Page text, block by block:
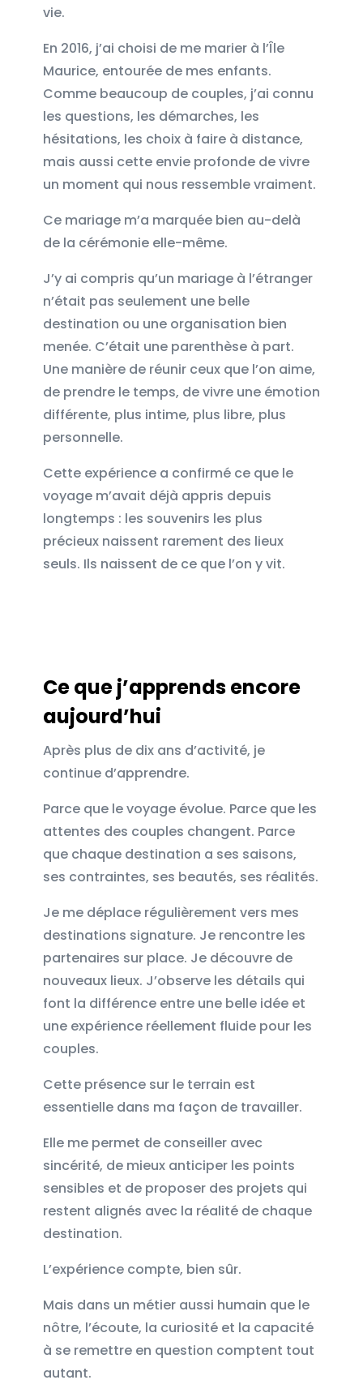
vie.
En 2016, j’ai choisi de me marier à l’Île
Maurice, entourée de mes enfants.
Comme beaucoup de couples, j’ai connu
les questions, les démarches, les
hésitations, les choix à faire à distance,
mais aussi cette envie profonde de vivre
un moment qui nous ressemble vraiment.
Ce mariage m’a marquée bien au-delà
de la cérémonie elle-même.
J’y ai compris qu’un mariage à l’étranger
n’était pas seulement une belle
destination ou une organisation bien
menée. C’était une parenthèse à part.
Une manière de réunir ceux que l’on aime,
de prendre le temps, de vivre une émotion
différente, plus intime, plus libre, plus
personnelle.
Cette expérience a confirmé ce que le
voyage m’avait déjà appris depuis
longtemps : les souvenirs les plus
précieux naissent rarement des lieux
seuls. Ils naissent de ce que l’on y vit.
Ce que j’apprends encore
aujourd’hui
Après plus de dix ans d’activité, je
continue d’apprendre.
Parce que le voyage évolue. Parce que les
attentes des couples changent. Parce
que chaque destination a ses saisons,
ses contraintes, ses beautés, ses réalités.
Je me déplace régulièrement vers mes
destinations signature. Je rencontre les
partenaires sur place. Je découvre de
nouveaux lieux. J’observe les détails qui
font la différence entre une belle idée et
une expérience réellement fluide pour les
couples.
Cette présence sur le terrain est
essentielle dans ma façon de travailler.
Elle me permet de conseiller avec
sincérité, de mieux anticiper les points
sensibles et de proposer des projets qui
restent alignés avec la réalité de chaque
destination.
L’expérience compte, bien sûr.
Mais dans un métier aussi humain que le
nôtre, l’écoute, la curiosité et la capacité
à se remettre en question comptent tout
autant.